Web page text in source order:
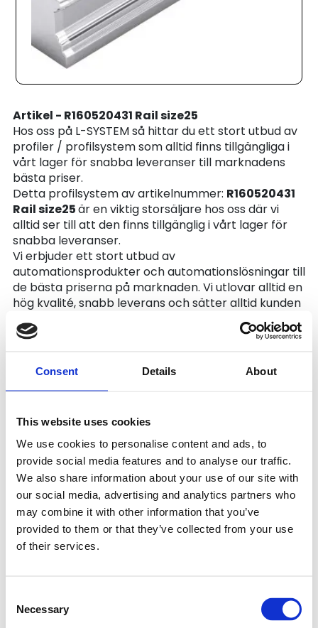
Consent Details About
This website uses cookies
We use cookies to personalise content and ads, to
provide social media features and to analyse our traffic.
We also share information about your use of our site with
our social media, advertising and analytics partners who
may combine it with other information that you’ve
provided to them or that they’ve collected from your use
of their services.
Selection
Necessary
Artikel - R160520431 Rail size25
Hos oss på L-SYSTEM så hittar du ett stort utbud av
profiler / profilsystem som alltid finns tillgängliga i
vårt lager för snabba leveranser till marknadens
bästa priser.
Detta profilsystem av artikelnummer: R160520431
Rail size25är en viktig storsäljare hos oss där vi
alltid ser till att den finns tillgänglig i vårt lager för
snabba leveranser.
Vi erbjuder ett stort utbud av
automationsprodukter och automationslösningar till
de bästa priserna på marknaden. Vi utlovar alltid en
hög kvalité, snabb leverans och sätter alltid kunden
i fokus. Vi levererar inom Sverige, Danmark, Finland
och hela EU.
Längd (mm)
Pris:
3 095 SEK
Lägg till i varukorg
Kategori: Skenstyrningar
Kulskenor
Har du några frågor?